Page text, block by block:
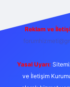
Reklam ve
Yasal Uyarı:
ve İletişim